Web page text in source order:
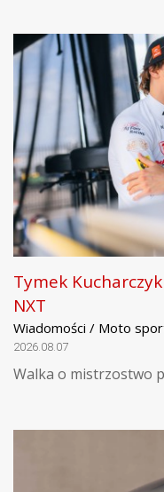
Tymek
NXT
Wiadomości / Moto
2026.08.07
Walka o mistrzostwo